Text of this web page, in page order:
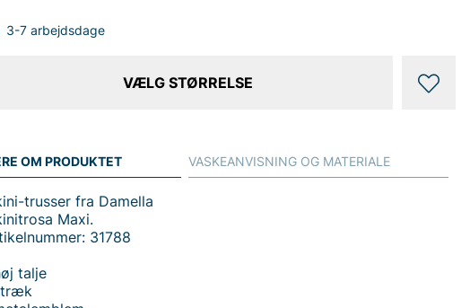
3-7 arbejdsdage
VÆLG STØRRELSE
OM PRODUKTET
trusser fra Damella
Maxi.
31788
talje
VASKEANVISNING OG MATERIALE